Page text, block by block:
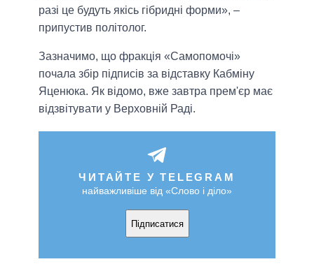
разі це будуть якісь гібридні форми», –
припустив політолог.
Зазначимо, що фракція «Самопомочі»
почала збір підписів за відставку Кабміну
Яценюка. Як відомо, вже завтра прем'єр має
відзвітувати у Верховній Раді.
ЧИТАЙТЕ У TELEGRAM
найважливіше від «Слово і діло»
Підписатися